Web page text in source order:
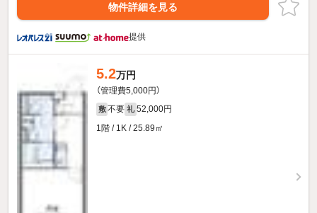
物件詳細を見る
提供
5.2万円
（管理費5,000円）
敷 不要 礼 52,000円
1階 / 1K / 25.89㎡